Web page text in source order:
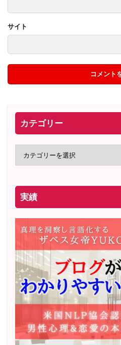
サイト
カテゴリー
実績